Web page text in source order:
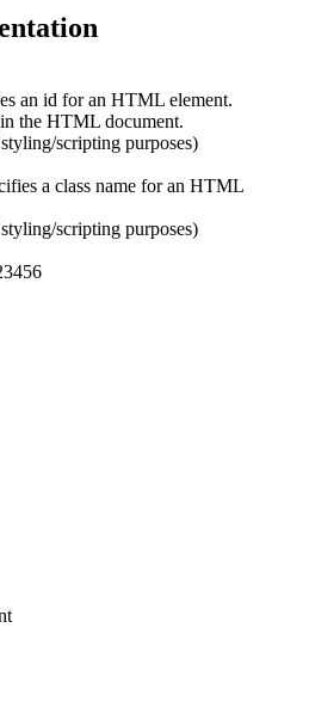
an id for an HTML element.
the HTML document.
scripting purposes)
a class name for an HTML
scripting purposes)